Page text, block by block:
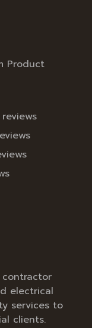
Product
contractor
electrical
services to
clients.